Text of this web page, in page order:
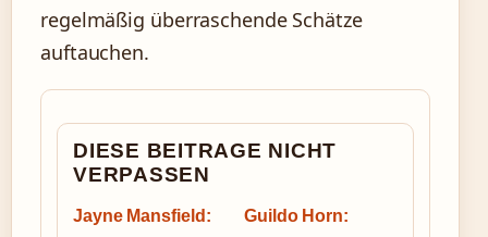
regelmäßig überraschende Schätze
auftauchen.
DIESE BEITRAGE NICHT
VERPASSEN
Jayne Mansfield:
Guildo Horn: